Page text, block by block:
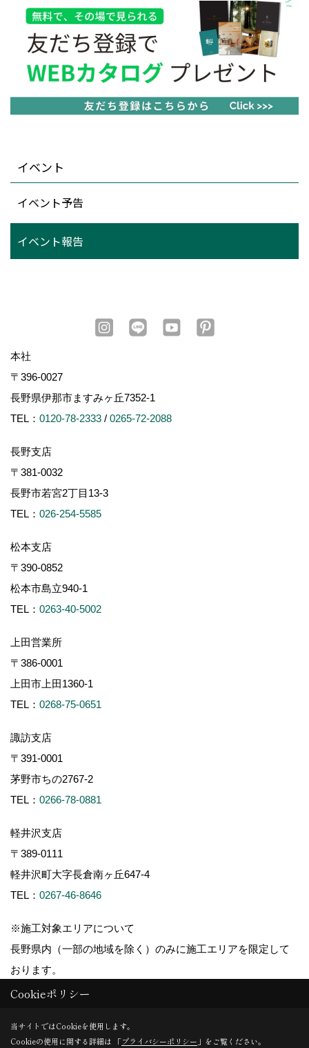
イベント
イベント予告
イベント報告
本社
〒396-0027
長野県伊那市ますみヶ丘7352-1
TEL： 0120-78-2333 / 0265-72-2088
長野支店
〒381-0032
長野市若宮2丁目13-3
TEL： 026-254-5585
松本支店
〒390-0852
松本市島立940-1
TEL： 0263-40-5002
上田営業所
〒386-0001
上田市上田1360-1
TEL： 0268-75-0651
諏訪支店
〒391-0001
茅野市ちの2767-2
TEL： 0266-78-0881
軽井沢支店
〒389-0111
軽井沢町大字長倉南ヶ丘647-4
TEL： 0267-46-8646
※施工対象エリアについて
長野県内（一部の地域を除く）のみに施工エリアを限定して
おります。
Copyright (c) ForestCorporation. All Rights Reserved.
Cookieポリシー
当サイトではCookieを使用します。
Cookieの使用に関する詳細は 「プライバシーポリシー 」をご覧ください。